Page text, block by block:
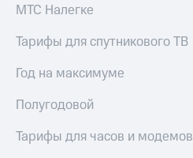
МТС Налегке
Тарифы для спутникового ТВ
Год на максимуме
Полугодовой
Тарифы для часов и модемов